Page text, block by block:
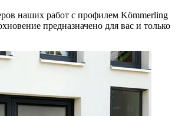
наших работ с профилем Kömmerling
предназначено для вас и только